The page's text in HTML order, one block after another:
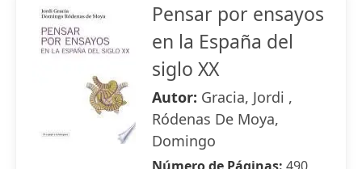
Pensar por ensayos
en la España del
siglo XX
Autor: Gracia, Jordi ,
Ródenas De Moya,
Domingo